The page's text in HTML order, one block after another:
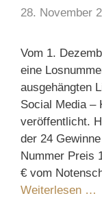
28. November
Vom 1.
eine
ausgehängten
Social Media –
veröffentlicht.
der 24
Nummer Preis
€ vom
Weiterlesen …